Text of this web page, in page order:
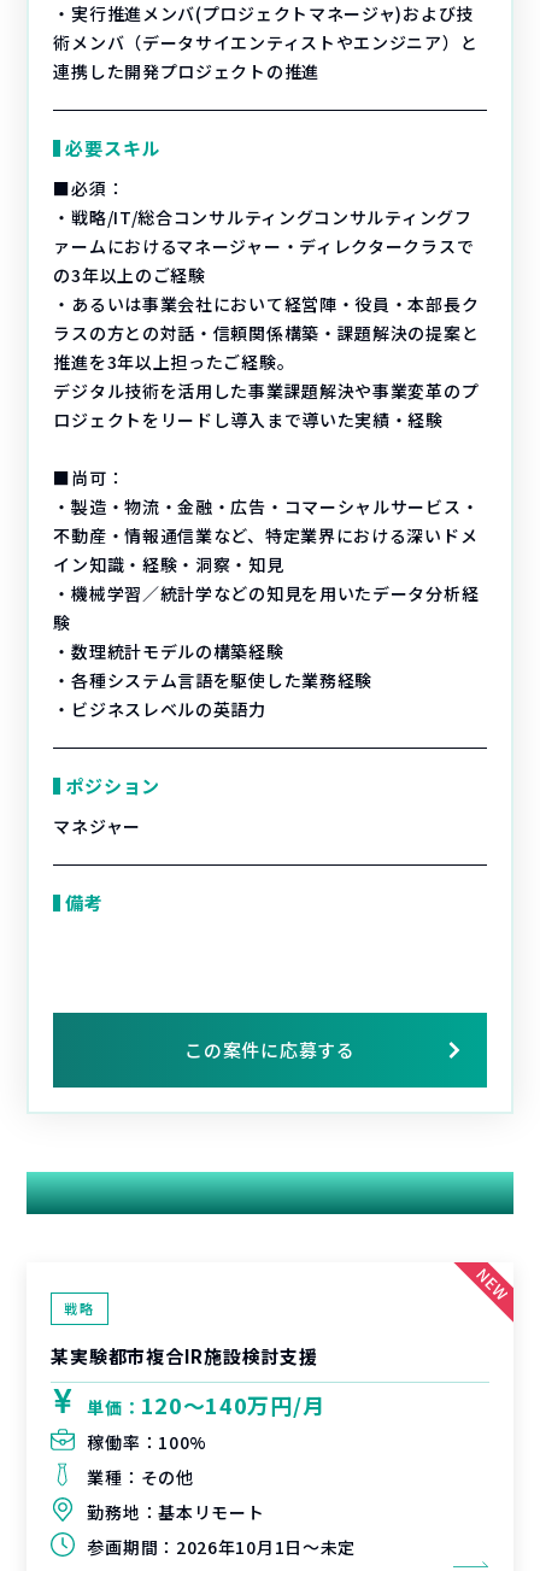
・実行推進メンバ(プロジェクトマネージャ)および技
術メンバ（データサイエンティストやエンジニア）と
連携した開発プロジェクトの推進
必要スキル
■必須：
・戦略/IT/総合コンサルティングコンサルティングフ
ァームにおけるマネージャー・ディレクタークラスで
の3年以上のご経験
・あるいは事業会社において経営陣・役員・本部長ク
ラスの方との対話・信頼関係構築・課題解決の提案と
推進を3年以上担ったご経験。
デジタル技術を活用した事業課題解決や事業変革のプ
ロジェクトをリードし導入まで導いた実績・経験
■尚可：
・製造・物流・金融・広告・コマーシャルサービス・
不動産・情報通信業など、特定業界における深いドメ
イン知識・経験・洞察・知見
・機械学習／統計学などの知見を用いたデータ分析経
験
・数理統計モデルの構築経験
・各種システム言語を駆使した業務経験
・ビジネスレベルの英語力
ポジション
マネジャー
備考
この案件に応募する
関連する案件
戦略
某実験都市複合IR施設検討支援
単価： 120〜140万円/月
稼働率： 100%
業種： その他
勤務地：基本リモート
参画期間： 2026年10月1日～未定